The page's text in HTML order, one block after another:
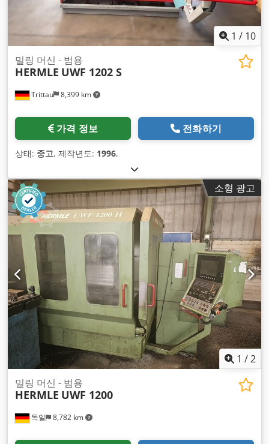
1 / 10
Trittau 8,399 km
밀링 머신 - 범용
HERMLE UWF 1202 S
가격 정보 전화하기
상태: 중고, 제작년도: 1996,
소형 광고
1 /2
독일 8,782 km
밀링 머신 - 범용
HERMLE UWF 1200